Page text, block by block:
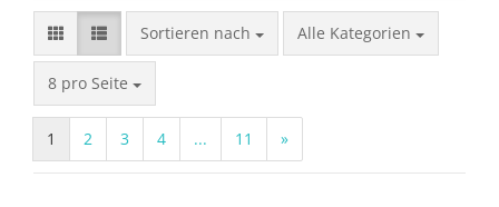
Sortieren nach
Sortieren nach Alle Kategorien
8 pro Seite
pro Seite
1 2 3 4 ... 11 »